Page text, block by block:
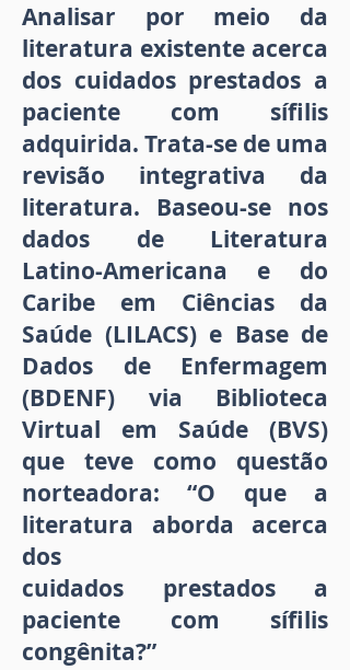
Analisar por meio da
literatura existente acerca
dos cuidados prestados a
paciente com sífilis
adquirida. Trata-se de uma
revisão integrativa da
literatura. Baseou-se nos
dados de Literatura
Latino-Americana e do
Caribe em Ciências da
Saúde (LILACS) e Base de
Dados de Enfermagem
(BDENF) via Biblioteca
Virtual em Saúde (BVS)
que teve como questão
norteadora: “O que a
literatura aborda acerca
dos
cuidados prestados a
paciente com sífilis
congênita?”